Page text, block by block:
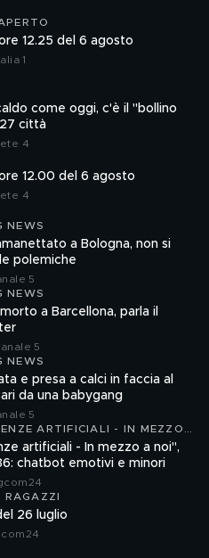
12.25 del 6 agosto
1
come oggi, c'è il "bollino
città
4
12.00 del 6 agosto
4
NEWS
a Bologna, non si
polemiche
5
NEWS
a Barcellona, parla il
5
NEWS
e presa a calci in faccia al
da una babygang
5
ARTIFICIALI - IN MEZZO
artificiali - In mezzo a noi",
chatbot emotivi e minori
RAGAZZI
26 luglio